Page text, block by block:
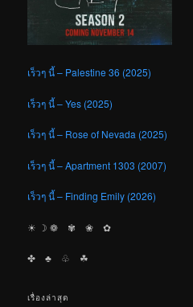
เร็วๆ นี้ – Palestine 36 (2025)
เร็วๆ นี้ – Yes (2025)
เร็วๆ นี้ – Rose of Nevada (2025)
เร็วๆ นี้ – Apartment 1303 (2007)
เร็วๆ นี้ – Finding Emily (2026)
☀︎ ☽ ❁ ✾ ❀ ✿
✤ ♣︎ ♧ ☘︎
เรื่องล่าสุด